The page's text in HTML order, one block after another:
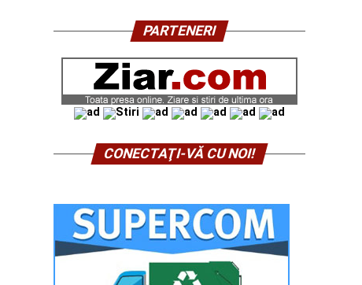
PARTENERI
CONECTAŢI-VĂ CU NOI!